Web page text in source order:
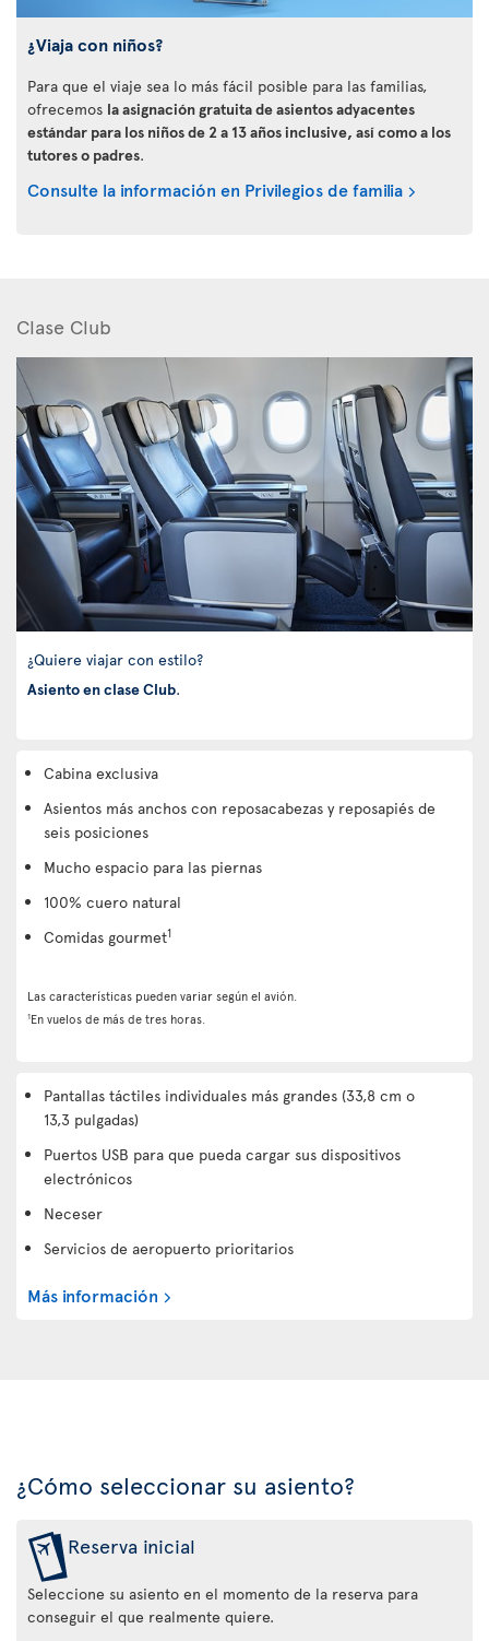
¿Viaja con niños?
Para que el viaje sea lo más fácil posible para las familias,
ofrecemos la asignación gratuita de asientos adyacentes
estándar para los niños de 2 a 13 años inclusive, así como a los
tutores o padres.
Consulte la información en Privilegios de familia
Clase Club
¿Quiere viajar con estilo?
Asiento en clase Club.
Cabina exclusiva
Asientos más anchos con reposacabezas y reposapiés de
seis posiciones
Mucho espacio para las piernas
100% cuero natural
Comidas gourmet1
Las características pueden variar según el avión.
1En vuelos de más de tres horas.
Pantallas táctiles individuales más grandes (33,8 cm o
13,3 pulgadas)
Puertos USB para que pueda cargar sus dispositivos
electrónicos
Neceser
Servicios de aeropuerto prioritarios
Más información
¿Cómo seleccionar su asiento?
Reserva inicial
Seleccione su asiento en el momento de la reserva para
conseguir el que realmente quiere.